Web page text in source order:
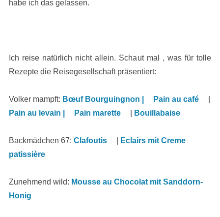
habe ich das gelassen.
Ich reise natürlich nicht allein. Schaut mal , was für tolle
Rezepte die Reisegesellschaft präsentiert:
Volker mampft: Bœuf Bourguingnon | Pain au café
Pain au levain |
Pain marette Bouillabaise
Backmädchen 67: Clafoutis
Eclairs mit Creme
patissière
Zunehmend wild: Mousse au Chocolat mit Sanddorn-
Honig